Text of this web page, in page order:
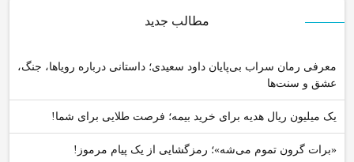
مطالب جدید
معرفی رمان سراب بی‌پایان داود سعیدی؛ داستانی درباره رویاها، جنگ،
عشق و سنت‌ها
یک میلیون ریال هدیه برای خرید بیمه؛ فرصت طلایی برای شما!
«برات گرون تموم می‌شه»؛ رمزگشایی از یک پیام مرموز!